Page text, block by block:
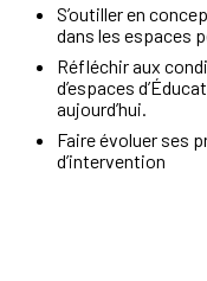
S’outiller en
dans les espaces
Réfléchir aux
d’espaces
aujourd’hui.
Faire évoluer ses
d’intervention